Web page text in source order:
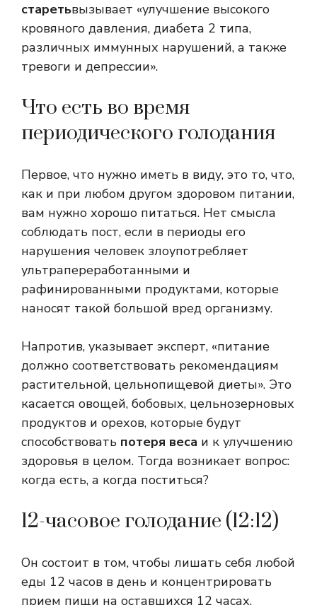
старетьвызывает «улучшение высокого
кровяного давления, диабета 2 типа,
различных иммунных нарушений, а также
тревоги и депрессии».
Что есть во время
периодического голодания
Первое, что нужно иметь в виду, это то, что,
как и при любом другом здоровом питании,
вам нужно хорошо питаться. Нет смысла
соблюдать пост, если в периоды его
нарушения человек злоупотребляет
ультрапереработанными и
рафинированными продуктами, которые
наносят такой большой вред организму.
Напротив, указывает эксперт, «питание
должно соответствовать рекомендациям
растительной, цельнопищевой диеты». Это
касается овощей, бобовых, цельнозерновых
продуктов и орехов, которые будут
способствовать потеря веса и к улучшению
здоровья в целом. Тогда возникает вопрос:
когда есть, а когда поститься?
12-часовое голодание (12:12)
Он состоит в том, чтобы лишать себя любой
еды 12 часов в день и концентрировать
прием пищи на оставшихся 12 часах.